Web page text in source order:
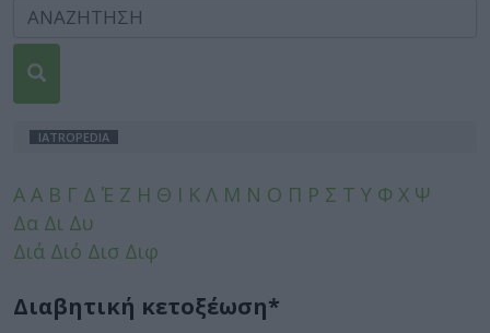
IATROPEDIA
A Α Β Γ Δ Έ Ζ Η Θ Ι Κ Λ Μ Ν Ο Π Ρ Σ Τ Υ Φ Χ Ψ
Δα Δι Δυ
Διά Διό Δισ Διφ
Διαβητική κετοξέωση*